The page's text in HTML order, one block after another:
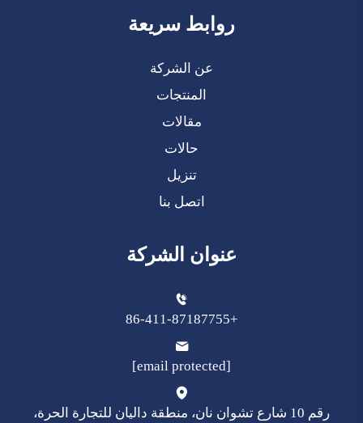
روابط سريعة
عن الشركة
المنتجات
مقالات
حالات
تنزيل
اتصل بنا
عنوان الشركة
+86-411-87187755
[email protected]
رقم 10 شارع تشوان نان، منطقة داليان للتجارة الحرة،